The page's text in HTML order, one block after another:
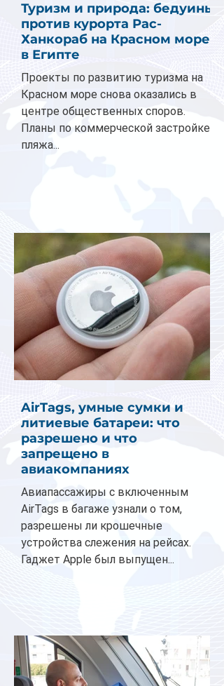
Туризм и природа: бедуины
против курорта Рас-
Ханкораб на Красном море
в Египте
Проекты по развитию туризма на
Красном море снова оказались в
центре общественных споров.
Планы по коммерческой застройке
пляжа...
AirTags, умные сумки и
литиевые батареи: что
разрешено и что
запрещено в
авиакомпаниях
Авиапассажиры с включенным
AirTags в багаже узнали о том,
разрешены ли крошечные
устройства слежения на рейсах.
Гаджет Apple был выпущен...